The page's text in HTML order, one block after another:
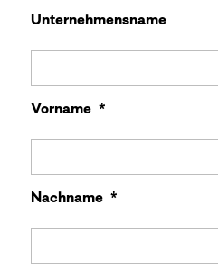
Unternehmensname
Vorname *
Nachname *